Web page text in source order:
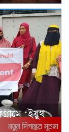
‘ইয়ুথ